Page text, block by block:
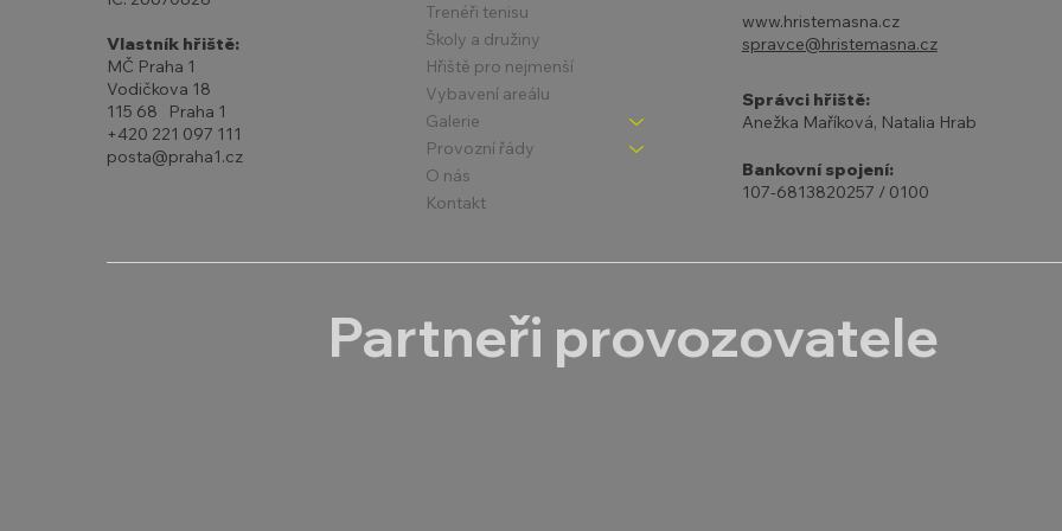
Vlastník hřiště:
MČ Praha 1
Vodičkova 18
115 68 Praha 1
+420 221 097 111
posta@praha1.cz
Trenéři tenisu
Školy a družiny
Hřiště pro nejmenší
Vybavení areálu
Galerie
Provozní řády
O nás
Kontakt
www.hristemasna.cz
spravce@hristemasna.cz
Správci hřiště:
Anežka Maříková, Natalia Hrab
Bankovní spojení:
107-6813820257 / 0100
Partneři provozovatele